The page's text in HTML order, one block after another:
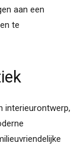
aan een
te
interieurontwerp,